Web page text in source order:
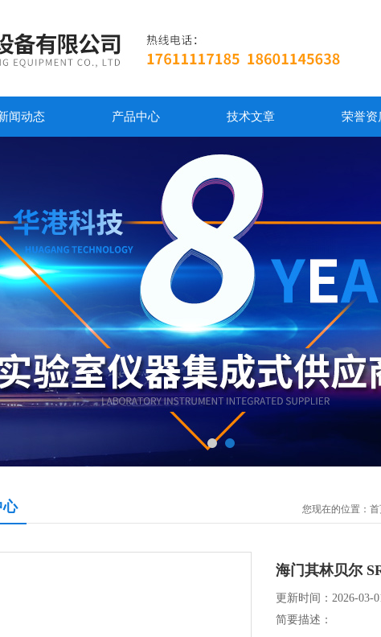
闻动态 产品中心 技术文章 荣誉资
心 您现在的位置：
海门其林贝尔
更新时间：2026-03-
简要描述：